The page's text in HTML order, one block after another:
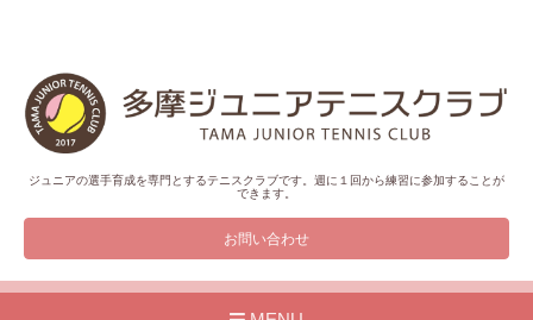
ジュニアの選手育成を専門とするテニスクラブです。週に１回から練習に参加することが
できます。
お問い合わせ